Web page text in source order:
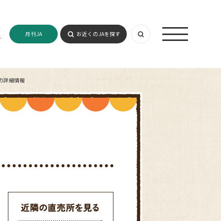
月刊JA お近くのJAを探す
詳細情報